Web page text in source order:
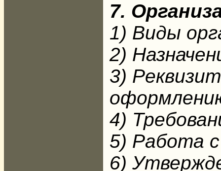
7.
1) Виды
2)
3)
4)
5) Работа
6)